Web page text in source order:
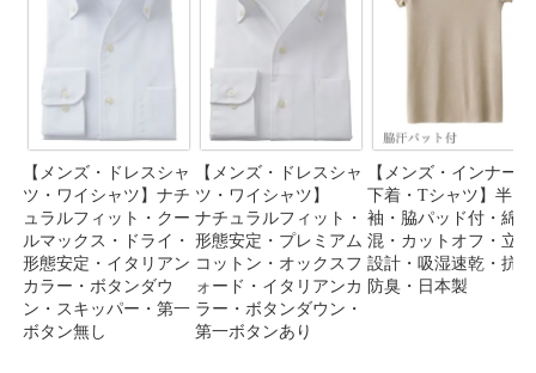
【メンズ・ドレスシャ
ツ・ワイシャツ】ナチ
ュラルフィット・クー
ルマックス・ドライ・
形態安定・イタリアン
カラー・ボタンダウ
ン・スキッパー・第一
ボタン無し
【メンズ・ドレスシャ
ツ・ワイシャツ】
ナチュラルフィット・
形態安定・プレミアム
コットン・オックスフ
ォード・イタリアンカ
ラー・ボタンダウン・
第一ボタンあり
【メンズ・インナー・
下着・Tシャツ】半
袖・脇パッド付・綿
混・カットオフ・立体
設計・吸湿速乾・抗菌
防臭・日本製